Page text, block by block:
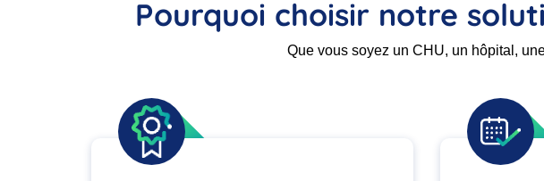
Pourquoi choisir notre
Que vous soyez un CHU, un hôpital,